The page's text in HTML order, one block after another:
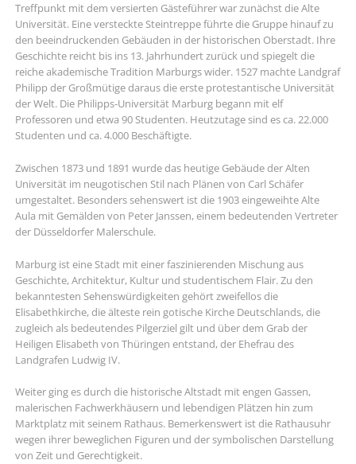
Treffpunkt mit dem versierten Gästeführer war zunächst die Alte
Universität. Eine versteckte Steintreppe führte die Gruppe hinauf zu
den beeindruckenden Gebäuden in der historischen Oberstadt. Ihre
Geschichte reicht bis ins 13. Jahrhundert zurück und spiegelt die
reiche akademische Tradition Marburgs wider. 1527 machte Landgraf
Philipp der Großmütige daraus die erste protestantische Universität
der Welt. Die Philipps-Universität Marburg begann mit elf
Professoren und etwa 90 Studenten. Heutzutage sind es ca. 22.000
Studenten und ca. 4.000 Beschäftigte.
Zwischen 1873 und 1891 wurde das heutige Gebäude der Alten
Universität im neugotischen Stil nach Plänen von Carl Schäfer
umgestaltet. Besonders sehenswert ist die 1903 eingeweihte Alte
Aula mit Gemälden von Peter Janssen, einem bedeutenden Vertreter
der Düsseldorfer Malerschule.
Marburg ist eine Stadt mit einer faszinierenden Mischung aus
Geschichte, Architektur, Kultur und studentischem Flair. Zu den
bekanntesten Sehenswürdigkeiten gehört zweifellos die
Elisabethkirche, die älteste rein gotische Kirche Deutschlands, die
zugleich als bedeutendes Pilgerziel gilt und über dem Grab der
Heiligen Elisabeth von Thüringen entstand, der Ehefrau des
Landgrafen Ludwig IV.
Weiter ging es durch die historische Altstadt mit engen Gassen,
malerischen Fachwerkhäusern und lebendigen Plätzen hin zum
Marktplatz mit seinem Rathaus. Bemerkenswert ist die Rathausuhr
wegen ihrer beweglichen Figuren und der symbolischen Darstellung
von Zeit und Gerechtigkeit.